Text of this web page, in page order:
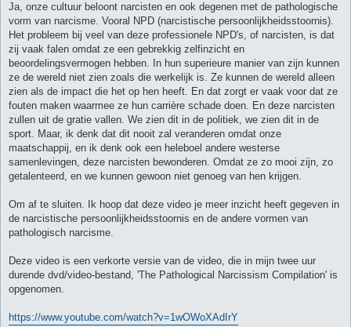
Ja, onze cultuur beloont narcisten en ook degenen met de pathologische
vorm van narcisme. Vooral NPD (narcistische persoonlijkheidsstoornis).
Het probleem bij veel van deze professionele NPD's, of narcisten, is dat
zij vaak falen omdat ze een gebrekkig zelfinzicht en
beoordelingsvermogen hebben. In hun superieure manier van zijn kunnen
ze de wereld niet zien zoals die werkelijk is. Ze kunnen de wereld alleen
zien als de impact die het op hen heeft. En dat zorgt er vaak voor dat ze
fouten maken waarmee ze hun carrière schade doen. En deze narcisten
zullen uit de gratie vallen. We zien dit in de politiek, we zien dit in de
sport. Maar, ik denk dat dit nooit zal veranderen omdat onze
maatschappij, en ik denk ook een heleboel andere westerse
samenlevingen, deze narcisten bewonderen. Omdat ze zo mooi zijn, zo
getalenteerd, en we kunnen gewoon niet genoeg van hen krijgen.
Om af te sluiten. Ik hoop dat deze video je meer inzicht heeft gegeven in
de narcistische persoonlijkheidsstoornis en de andere vormen van
pathologisch narcisme.
Deze video is een verkorte versie van de video, die in mijn twee uur
durende dvd/video-bestand, 'The Pathological Narcissism Compilation' is
opgenomen.
https://www.youtube.com/watch?v=1wOWoXAdIrY